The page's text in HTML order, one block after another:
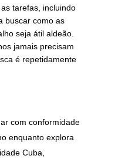
tarefas, incluindo
buscar como as
seja átil aldeão.
jamais precisam
é repetidamente
com conformidade
enquanto explora
Cuba,